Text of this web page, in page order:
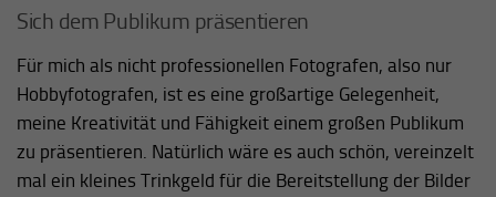
Sich dem Publikum präsentieren
Für mich als nicht professionellen Fotografen, also nur
Hobbyfotografen, ist es eine großartige Gelegenheit,
meine Kreativität und Fähigkeit einem großen Publikum
zu präsentieren. Natürlich wäre es auch schön, vereinzelt
mal ein kleines Trinkgeld für die Bereitstellung der Bilder